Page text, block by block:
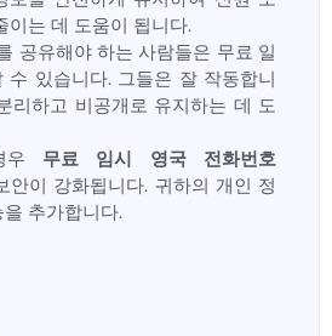
이는 데 도움이 됩니다.
공유해야 하는 사람들은 무료 일
수 있습니다. 그들은 잘 작동합니
리하고 비공개로 유지하는 데 도
우 무료 임시 영국 전화번호
안이 강화됩니다. 귀하의 개인 정
추가합니다.